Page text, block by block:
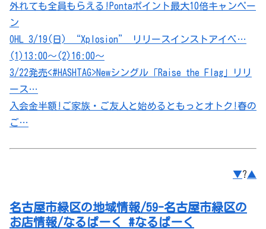
外れても全員もらえる!Pontaポイント最大10倍キャンペー
ン
OHL 3/19(日) “Xplosion” リリースインストアイベ…
(1)13:00～(2)16:00～
3/22発売<#HASHTAG>Newシングル「Raise the Flag」リリ
ース…
入会金半額!ご家族・ご友人と始めるともっとオトク!春の
ご…
▼?▲
名古屋市緑区の地域情報/59-名古屋市緑区の
お店情報/なるぱーく #なるぱーく